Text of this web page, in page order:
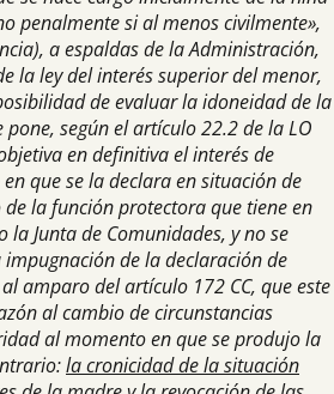
penalmente si al menos civilmente»,
a espaldas de la Administración,
la ley del interés superior del menor,
de evaluar la idoneidad de la
pone, según el artículo 22.2 de la LO
en definitiva el interés de
que se la declara en situación de
la función protectora que tiene en
la Junta de Comunidades, y no se
de la declaración de
amparo del artículo 172 CC, que este
al cambio de circunstancias
al momento en que se produjo la
la cronicidad de la situación